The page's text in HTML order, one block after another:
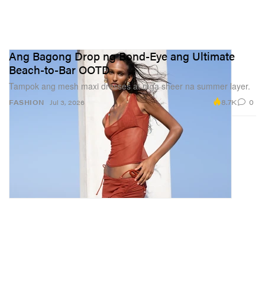
FASHION
Ang Bagong Drop ng Bond-Eye ang Ultimate
Beach-to-Bar OOTD
Tampok ang mesh maxi dresses at mga sheer na summer layer.
Jul 3, 2026 8.7K 0